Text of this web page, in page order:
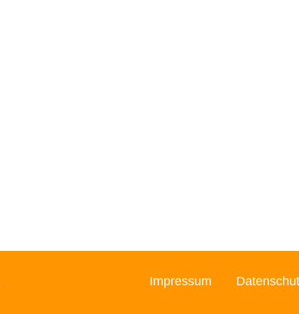
Impressum